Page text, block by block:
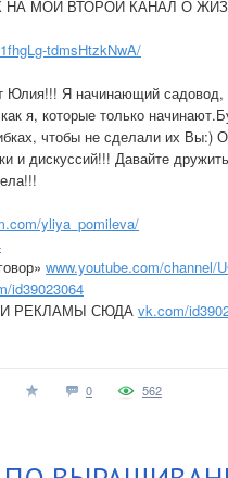
МОЙ ВТОРОЙ КАНАЛ О
tdmsHtzkNwA/
Юлия!!! Я начинающий садовод,
я, которые только
чтобы не сделали их Вы:)
и дискуссий!!! Давайте
yliya_pomileva/
www.youtube.com/channel/
id39023064
И РЕКЛАМЫ СЮДА vk.com/
0 562